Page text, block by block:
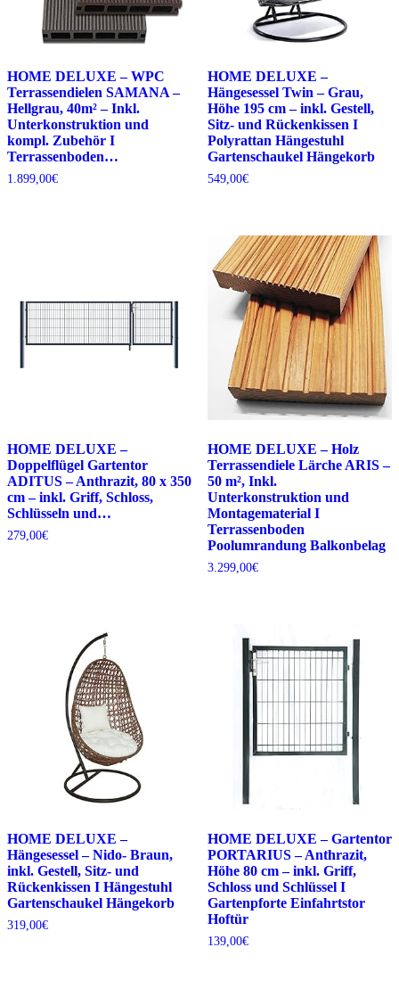
HOME DELUXE – WPC
Terrassendielen SAMANA –
Hellgrau, 40m² – Inkl.
Unterkonstruktion und
kompl. Zubehör I
Terrassenboden…
1.899,00€
HOME DELUXE –
Hängesessel Twin – Grau,
Höhe 195 cm – inkl. Gestell,
Sitz- und Rückenkissen I
Polyrattan Hängestuhl
Gartenschaukel Hängekorb
549,00€
HOME DELUXE –
Doppelflügel Gartentor
ADITUS – Anthrazit, 80 x 350
cm – inkl. Griff, Schloss,
Schlüsseln und…
279,00€
HOME DELUXE – Holz
Terrassendiele Lärche ARIS –
50 m², Inkl.
Unterkonstruktion und
Montagematerial I
Terrassenboden
Poolumrandung Balkonbelag
3.299,00€
HOME DELUXE –
Hängesessel – Nido- Braun,
inkl. Gestell, Sitz- und
Rückenkissen I Hängestuhl
Gartenschaukel Hängekorb
319,00€
HOME DELUXE – Gartentor
PORTARIUS – Anthrazit,
Höhe 80 cm – inkl. Griff,
Schloss und Schlüssel I
Gartenpforte Einfahrtstor
Hoftür
139,00€